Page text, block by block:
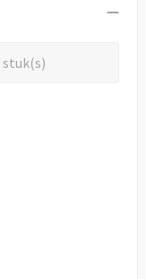
stuk(s)